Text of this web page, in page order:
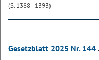
(S. 1388 - 1393)
Gesetzblatt 2025 Nr. 144